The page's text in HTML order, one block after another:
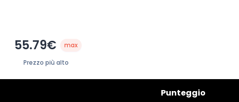
55.79€ max
Prezzo più alto
Punteggio